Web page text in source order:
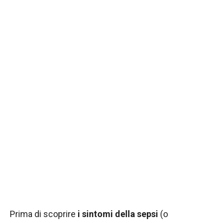
Prima di scoprire i sintomi della sepsi (o